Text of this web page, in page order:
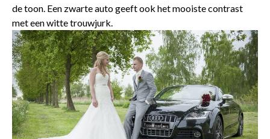
de toon. Een zwarte auto geeft ook het mooiste contrast
met een witte trouwjurk.